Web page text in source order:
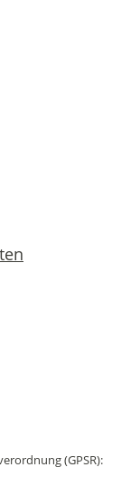
(GPSR):